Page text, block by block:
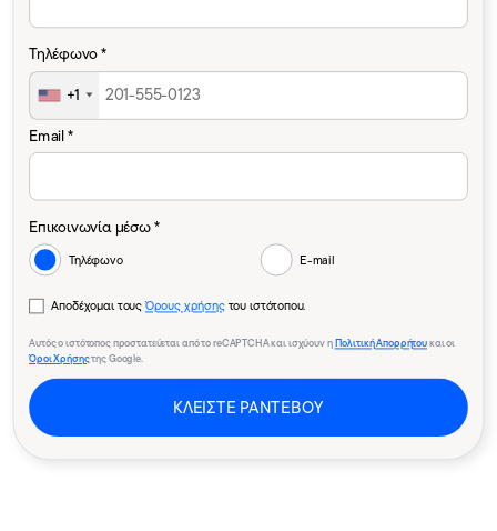
Τηλέφωνο *
+1
Email *
Επικοινωνία μέσω *
Τηλέφωνο E-mail
Αποδέχομαι τουςΌρους χρήσηςτου ιστότοπου.
Αυτός ο ιστότοπος προστατεύεται από το reCAPTCHA και ισχύουν ηΠολιτική Απορρήτουκαι οι
Όροι Χρήσηςτης Google.
ΚΛΕΙΣΤΕ ΡΑΝΤΕΒΟΥ